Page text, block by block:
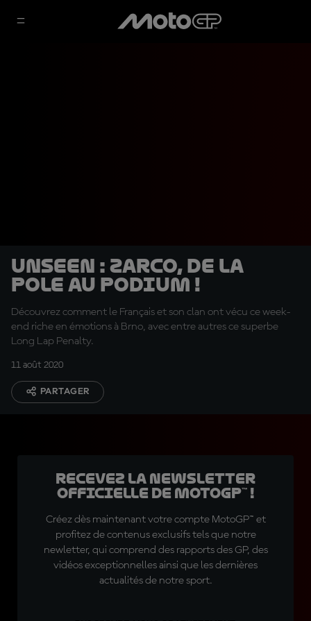
Unseen : Zarco, de la
pole au podium !
Découvrez comment le Français et son clan ont vécu ce week-
end riche en émotions à Brno, avec entre autres ce superbe
Long Lap Penalty.
11 août 2020
PARTAGER
Recevez la Newsletter
officielle de MotoGP™ !
Créez dès maintenant votre compte MotoGP™ et
profitez de contenus exclusifs tels que notre
newletter, qui comprend des rapports des GP, des
vidéos exceptionnelles ainsi que les dernières
actualités de notre sport.